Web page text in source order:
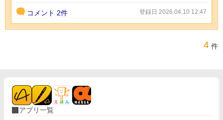
コメント 2件 登録日 2026.04.10 12:47
4 件
アプリ一覧